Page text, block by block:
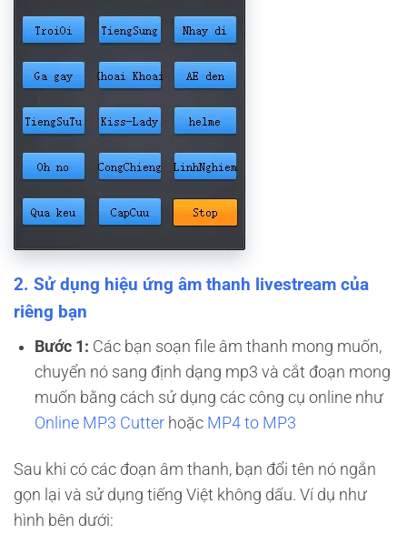
2. Sử dụng hiệu ứng âm thanh livestream của
riêng bạn
Bước 1: Các bạn soạn file âm thanh mong muốn,
chuyển nó sang định dạng mp3 và cắt đoạn mong
muốn bằng cách sử dụng các công cụ online như
Online MP3 Cutterhoặc MP4 to MP3
Sau khi có các đoạn âm thanh, bạn đổi tên nó ngắn
gọn lại và sử dụng tiếng Việt không dấu. Ví dụ như
hình bên dưới: